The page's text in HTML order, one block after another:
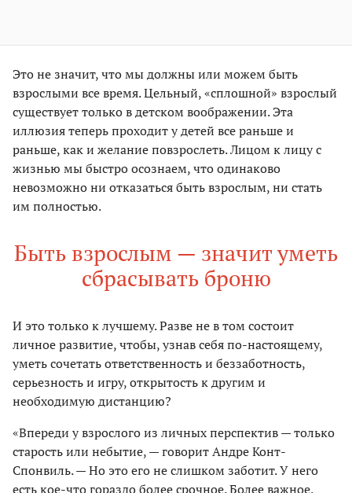
Это не значит, что мы должны или можем быть
взрослыми все время. Цельный, «сплошной» взрослый
существует только в детском воображении. Эта
иллюзия теперь проходит у детей все раньше и
раньше, как и желание повзрослеть. Лицом к лицу с
жизнью мы быстро осознаем, что одинаково
невозможно ни отказаться быть взрослым, ни стать
им полностью.
Быть взрослым — значит уметь
сбрасывать броню
И это только к лучшему. Разве не в том состоит
личное развитие, чтобы, узнав себя по-настоящему,
уметь сочетать ответственность и беззаботность,
серьезность и игру, открытость к другим и
необходимую дистанцию?
«Впереди у взрослого из личных перспектив — только
старость или небытие, — говорит Андре Конт-
Спонвиль. — Но это его не слишком заботит. У него
есть кое-что гораздо более срочное. Более важное.